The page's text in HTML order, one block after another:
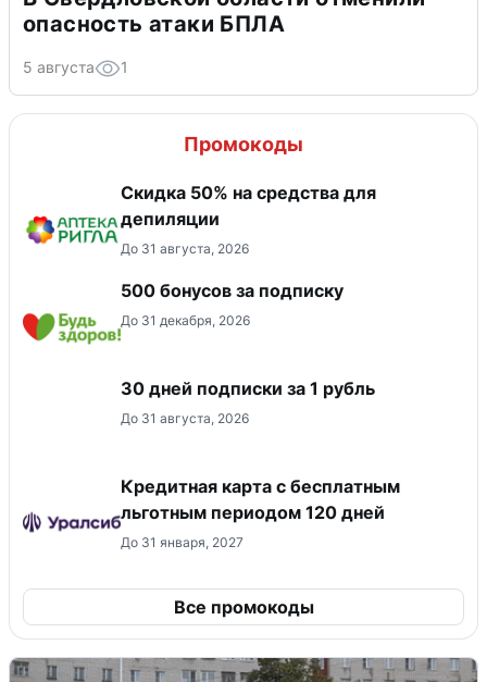
опасность атаки БПЛА
5 августа 1
Промокоды
Скидка 50% на средства для
депиляции
До 31 августа, 2026
500 бонусов за подписку
До 31 декабря, 2026
30 дней подписки за 1 рубль
До 31 августа, 2026
Кредитная карта с бесплатным
льготным периодом 120 дней
До 31 января, 2027
Все промокоды